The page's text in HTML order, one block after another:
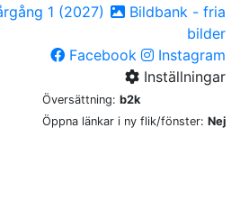
1 (2027)
Bildbank - fria
bilder
Facebook
Instagram
Inställningar
Översättning: b2k
Öppna länkar i ny flik/fönster: Nej